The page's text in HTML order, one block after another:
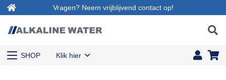
Vragen? Neem vrijblijvend contact op!
SHOP Klik hier